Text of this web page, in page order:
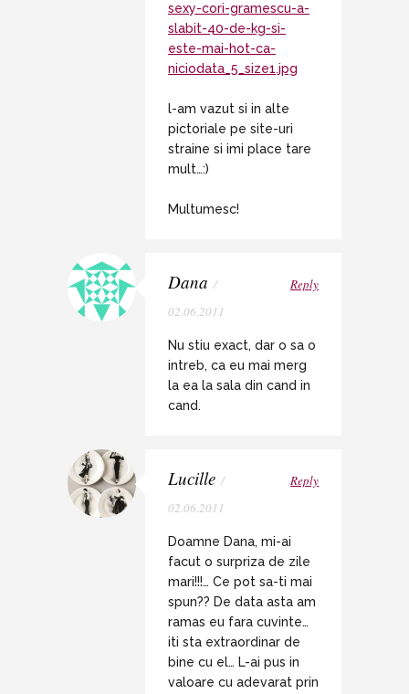
sexy-cori-gramescu-a-
slabit-40-de-kg-si-
este-mai-hot-ca-
niciodata_5_size1.jpg
l-am vazut si in alte
pictoriale pe site-uri
straine si imi place tare
mult…:)
Multumesc!
Dana /
02.06.2011
Reply
Nu stiu exact, dar o sa o
intreb, ca eu mai merg
la ea la sala din cand in
cand.
Lucille /
02.06.2011
Reply
Doamne Dana, mi-ai
facut o surpriza de zile
mari!!!… Ce pot sa-ti mai
spun?? De data asta am
ramas eu fara cuvinte…
iti sta extraordinar de
bine cu el… L-ai pus in
valoare cu adevarat prin